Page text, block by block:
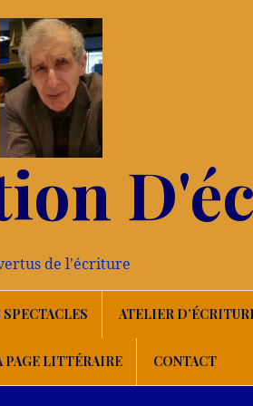
de l'écriture
SPECTACLES ATELIER
PAGE LITTÉRAIRE CONTACT